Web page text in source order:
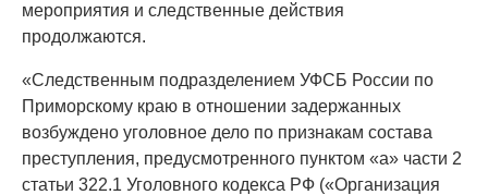
мероприятия и следственные действия
продолжаются.
«Следственным подразделением УФСБ России по
Приморскому краю в отношении задержанных
возбуждено уголовное дело по признакам состава
преступления, предусмотренного пунктом «а» части 2
статьи 322.1 Уголовного кодекса РФ («Организация